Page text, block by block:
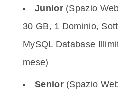
Junior(Spazio
30 GB, 1 Dominio,
MySQL Database
mese)
Senior (Spazio